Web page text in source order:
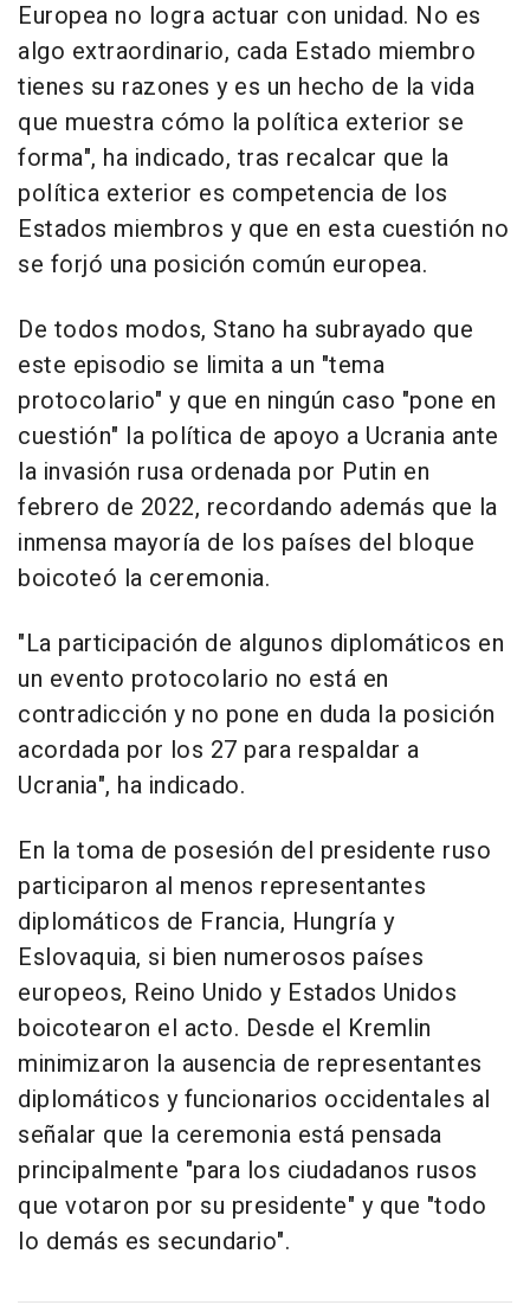
Europea no logra actuar con unidad. No es
algo extraordinario, cada Estado miembro
tienes su razones y es un hecho de la vida
que muestra cómo la política exterior se
forma", ha indicado, tras recalcar que la
política exterior es competencia de los
Estados miembros y que en esta cuestión no
se forjó una posición común europea.
De todos modos, Stano ha subrayado que
este episodio se limita a un "tema
protocolario" y que en ningún caso "pone en
cuestión" la política de apoyo a Ucrania ante
la invasión rusa ordenada por Putin en
febrero de 2022, recordando además que la
inmensa mayoría de los países del bloque
boicoteó la ceremonia.
"La participación de algunos diplomáticos en
un evento protocolario no está en
contradicción y no pone en duda la posición
acordada por los 27 para respaldar a
Ucrania", ha indicado.
En la toma de posesión del presidente ruso
participaron al menos representantes
diplomáticos de Francia, Hungría y
Eslovaquia, si bien numerosos países
europeos, Reino Unido y Estados Unidos
boicotearon el acto. Desde el Kremlin
minimizaron la ausencia de representantes
diplomáticos y funcionarios occidentales al
señalar que la ceremonia está pensada
principalmente "para los ciudadanos rusos
que votaron por su presidente" y que "todo
lo demás es secundario".